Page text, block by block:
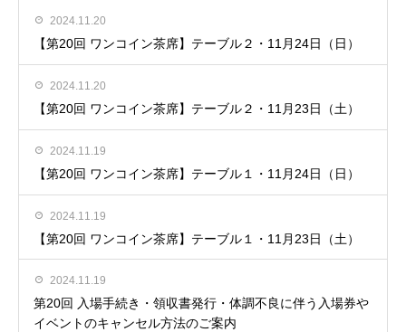
2024.11.20
【第20回 ワンコイン茶席】テーブル２・11月24日（日）
2024.11.20
【第20回 ワンコイン茶席】テーブル２・11月23日（土）
2024.11.19
【第20回 ワンコイン茶席】テーブル１・11月24日（日）
2024.11.19
【第20回 ワンコイン茶席】テーブル１・11月23日（土）
2024.11.19
第20回 入場手続き・領収書発行・体調不良に伴う入場券や
イベントのキャンセル方法のご案内